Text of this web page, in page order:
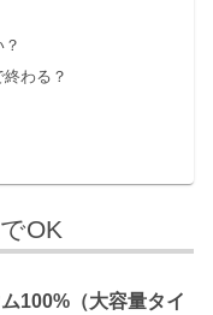
わる？
OK
100%（大容量タイ